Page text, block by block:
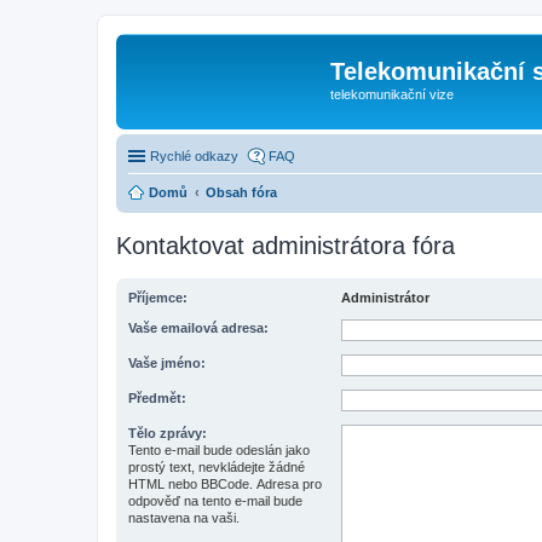
Telekomunikační
telekomunikační vize
Rychlé odkazy FAQ
Domů Obsah fóra
Kontaktovat administrátora fóra
Příjemce: Administrátor
Vaše emailová adresa:
Vaše jméno:
Předmět:
Tělo zprávy:
Tento e-mail bude odeslán jako
prostý text, nevkládejte žádné
HTML nebo BBCode. Adresa pro
odpověď na tento e-mail bude
nastavena na vaši.